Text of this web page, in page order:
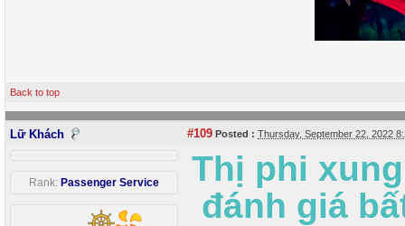
Back to top
Lữ Khách #109 Posted : Thursday, September 22, 2022
Rank: Passenger Service
Thị phi
đánh giá